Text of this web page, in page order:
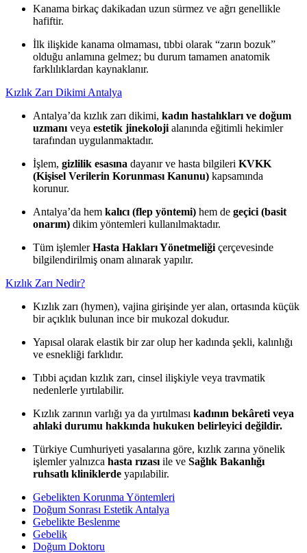
Kanama birkaç dakikadan uzun sürmez ve ağrı genellikle
hafiftir.
İlk ilişkide kanama olmaması, tıbbi olarak “zarın bozuk”
olduğu anlamına gelmez; bu durum tamamen anatomik
farklılıklardan kaynaklanır.
Kızlık Zarı Dikimi Antalya
Antalya’da kızlık zarı dikimi, kadın hastalıkları ve doğum
uzmanı veya estetik jinekoloji alanında eğitimli hekimler
tarafından uygulanmaktadır.
İşlem, gizlilik esasına dayanır ve hasta bilgileri KVKK
(Kişisel Verilerin Korunması Kanunu) kapsamında
korunur.
Antalya’da hem kalıcı (flep yöntemi) hem de geçici (basit
onarım) dikim yöntemleri kullanılmaktadır.
Tüm işlemlerHasta Hakları Yönetmeliği çerçevesinde
bilgilendirilmiş onam alınarak yapılır.
Kızlık Zarı Nedir?
Kızlık zarı (hymen), vajina girişinde yer alan, ortasında küçük
bir açıklık bulunan ince bir mukozal dokudur.
Yapısal olarak elastik bir zar olup her kadında şekli, kalınlığı
ve esnekliği farklıdır.
Tıbbi açıdan kızlık zarı, cinsel ilişkiyle veya travmatik
nedenlerle yırtılabilir.
Kızlık zarının varlığı ya da yırtılması kadının bekâreti veya
ahlaki durumu hakkında hukuken belirleyici değildir.
Türkiye Cumhuriyeti yasalarına göre, kızlık zarına yönelik
işlemler yalnızca hasta rızası ile ve Sağlık Bakanlığı
ruhsatlı kliniklerde yapılabilir.
Gebelikten Korunma Yöntemleri
Doğum Sonrası Estetik Antalya
Gebelikte Beslenme
Gebelik
Doğum Doktoru